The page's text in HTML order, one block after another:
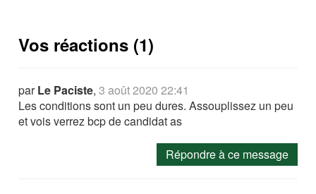
Vos réactions (1)
parLe Paciste,3 août 2020 22:41
Les conditions sont un peu dures. Assouplissez un peu
et vois verrez bcp de candidat as
Répondre à ce message